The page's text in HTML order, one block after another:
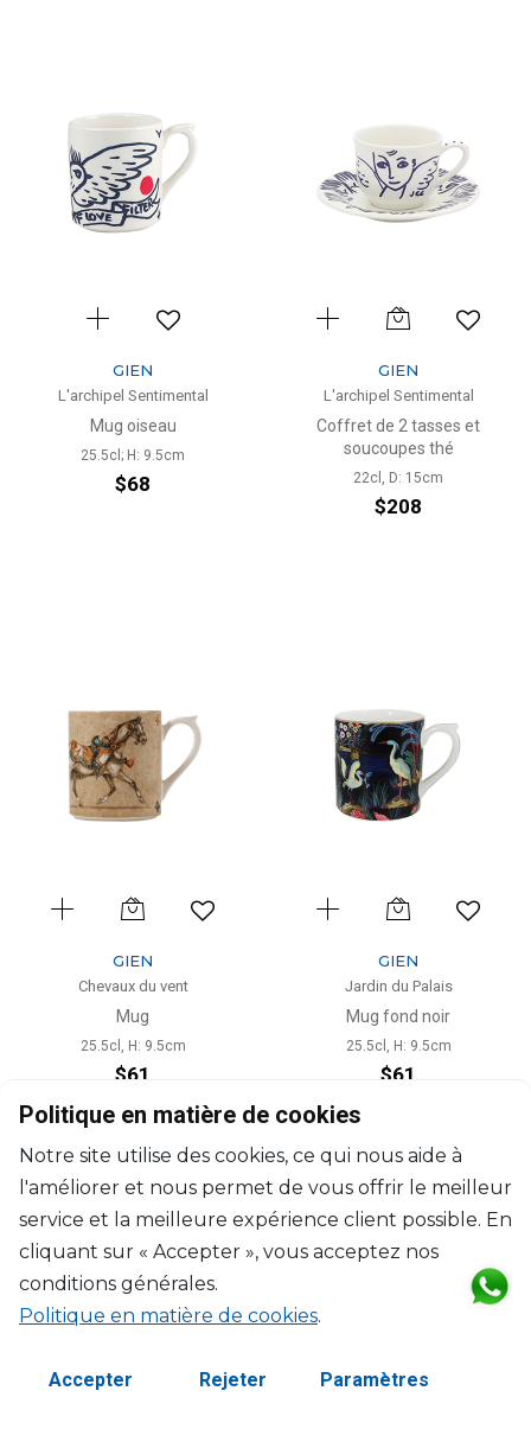
GIEN
L'archipel Sentimental
Mug oiseau
25.5cl; H: 9.5cm
$68
GIEN
L'archipel Sentimental
Coffret de 2 tasses et
soucoupes thé
22cl, D: 15cm
$208
GIEN
Chevaux du vent
Mug
25.5cl, H: 9.5cm
$61
GIEN
Jardin du Palais
Mug fond noir
25.5cl, H: 9.5cm
$61
Politique en matière de cookies
Notre site utilise des cookies, ce qui nous aide à
l'améliorer et nous permet de vous offrir le meilleur
service et la meilleure expérience client possible. En
cliquant sur « Accepter », vous acceptez nos
conditions générales.
Politique en matière de cookies.
Accepter Rejeter Paramètres